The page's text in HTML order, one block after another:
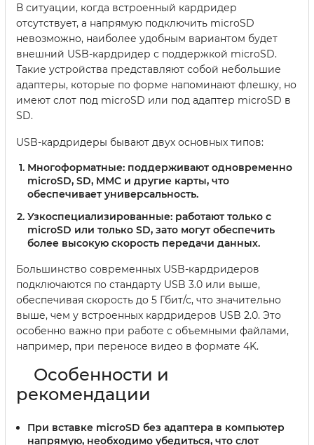
В ситуации, когда встроенный кардридер
отсутствует, а напрямую подключить microSD
невозможно, наиболее удобным вариантом будет
внешний USB-кардридер с поддержкой microSD.
Такие устройства представляют собой небольшие
адаптеры, которые по форме напоминают флешку, но
имеют слот под microSD или под адаптер microSD в
SD.
USB-кардридеры бывают двух основных типов:
Многоформатные: поддерживают одновременно
microSD, SD, MMC и другие карты, что
обеспечивает универсальность.
Узкоспециализированные: работают только с
microSD или только SD, зато могут обеспечить
более высокую скорость передачи данных.
Большинство современных USB-кардридеров
подключаются по стандарту USB 3.0 или выше,
обеспечивая скорость до 5 Гбит/с, что значительно
выше, чем у встроенных кардридеров USB 2.0. Это
особенно важно при работе с объемными файлами,
например, при переносе видео в формате 4K.
Особенности и
рекомендации
При вставке microSD без адаптера в компьютер
напрямую, необходимо убедиться, что слот